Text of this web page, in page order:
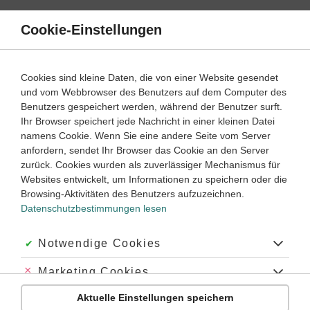
Direkt
Inhalt
Lernwege mit Erklär- und Anleitungsvideos
Geschichte Klasse
Herrschaft und Religion in Ägypten
#Unterägypten
#Pyramiden von Gizeh
#Maat #Sonnengott Re
#Cleopatra
#Herrschaft der Ptolemäer
#Mumifizierung #Dynastien
#vor Christus
#v. Chr.
#erste Hochkulturen der Menschheit #Kleopatra
#Ra
#polytheistischen #Isis #Horus #Anubis
Übung
Video
Jetzt lernen
Cookie-Einstellungen
Cookies sind kleine Daten, die von einer Website gesendet
und vom Webbrowser des Benutzers auf dem Computer des
Benutzers gespeichert werden, während der Benutzer surft.
Ihr Browser speichert jede Nachricht in einer kleinen Datei
namens Cookie. Wenn Sie eine andere Seite vom Server
anfordern, sendet Ihr Browser das Cookie an den Server
zurück. Cookies wurden als zuverlässiger Mechanismus für
Websites entwickelt, um Informationen zu speichern oder die
Browsing-Aktivitäten des Benutzers aufzuzeichnen.
Datenschutzbestimmungen lesen
Akzeptiert:
Notwendige Cookies
Abgelehnt:
Marketing Cookies
Abgelehnt:
Personalisierungs-Cookies
Aktuelle Einstellungen speichern